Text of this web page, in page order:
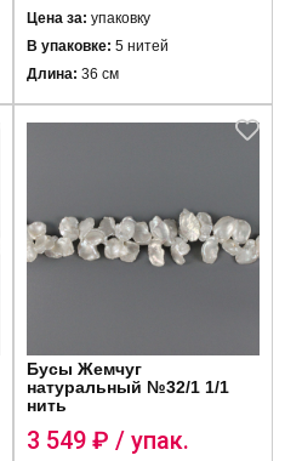
Цена за: упаковку
В упаковке: 5 нитей
Длина: 36 см
Бусы Жемчуг
натуральный №32/1 1/1
нить
3 549 ₽ / упак.